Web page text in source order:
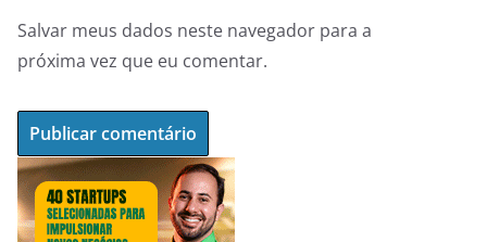
Salvar meus dados neste navegador para a
próxima vez que eu comentar.